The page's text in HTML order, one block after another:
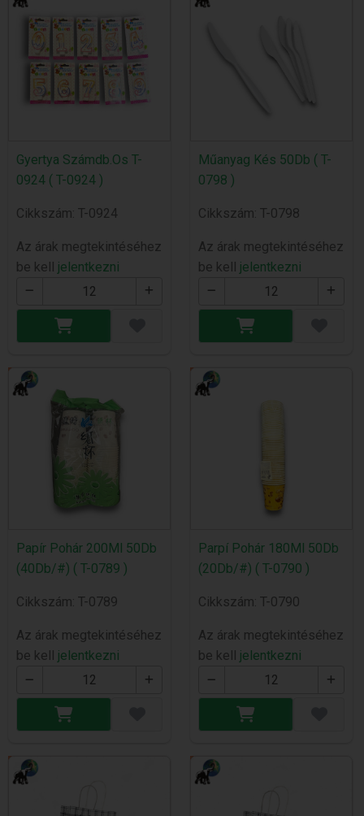
Gyertya Számdb.Os T-
0924 ( T-0924 )
Cikkszám: T-0924
Az árak megtekintéséhez
be kell jelentkezni
Műanyag Kés 50Db ( T-
0798 )
Cikkszám: T-0798
Az árak megtekintéséhez
be kell jelentkezni
Papír Pohár 200Ml 50Db
(40Db/#) ( T-0789 )
Cikkszám: T-0789
Az árak megtekintéséhez
be kell jelentkezni
Parpí Pohár 180Ml 50Db
(20Db/#) ( T-0790 )
Cikkszám: T-0790
Az árak megtekintéséhez
be kell jelentkezni